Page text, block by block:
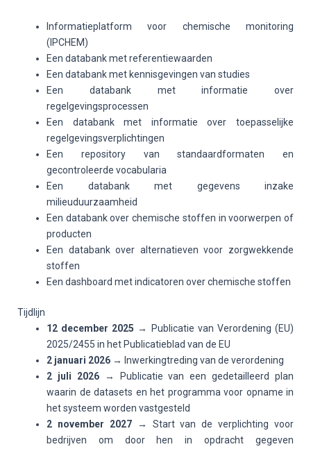
Informatieplatform voor chemische monitoring
(IPCHEM)
Een databank met referentiewaarden
Een databank met kennisgevingen van studies
Een databank met informatie over
regelgevingsprocessen
Een databank met informatie over toepasselijke
regelgevingsverplichtingen
Een repository van standaardformaten en
gecontroleerde vocabularia
Een databank met gegevens inzake
milieuduurzaamheid
Een databank over chemische stoffen in voorwerpen of
producten
Een databank over alternatieven voor zorgwekkende
stoffen
Een dashboard met indicatoren over chemische stoffen
Tijdlijn
12 december 2025 → Publicatie van Verordening (EU)
2025/2455 in het Publicatieblad van de EU
2 januari 2026 → Inwerkingtreding van de verordening
2 juli 2026→ Publicatie van een gedetailleerd plan
waarin de datasets en het programma voor opname in
het systeem worden vastgesteld
2 november 2027→ Start van de verplichting voor
bedrijven om door hen in opdracht gegeven